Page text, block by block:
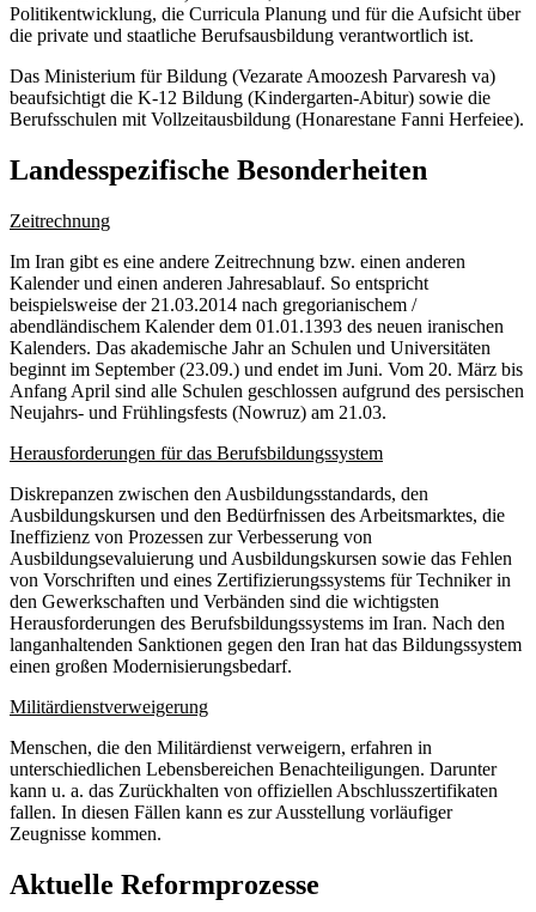
Politikentwicklung, die Curricula Planung und für die Aufsicht über
die private und staatliche Berufsausbildung verantwortlich ist.
Das Ministerium für Bildung (Vezarate Amoozesh Parvaresh va)
beaufsichtigt die K-12 Bildung (Kindergarten-Abitur) sowie die
Berufsschulen mit Vollzeitausbildung (Honarestane Fanni Herfeiee).
Landesspezifische Besonderheiten
Zeitrechnung
Im Iran gibt es eine andere Zeitrechnung bzw. einen anderen
Kalender und einen anderen Jahresablauf. So entspricht
beispielsweise der 21.03.2014 nach gregorianischem /
abendländischem Kalender dem 01.01.1393 des neuen iranischen
Kalenders. Das akademische Jahr an Schulen und Universitäten
beginnt im September (23.09.) und endet im Juni. Vom 20. März bis
Anfang April sind alle Schulen geschlossen aufgrund des persischen
Neujahrs- und Frühlingsfests (Nowruz) am 21.03.
Herausforderungen für das Berufsbildungssystem
Diskrepanzen zwischen den Ausbildungsstandards, den
Ausbildungskursen und den Bedürfnissen des Arbeitsmarktes, die
Ineffizienz von Prozessen zur Verbesserung von
Ausbildungsevaluierung und Ausbildungskursen sowie das Fehlen
von Vorschriften und eines Zertifizierungssystems für Techniker in
den Gewerkschaften und Verbänden sind die wichtigsten
Herausforderungen des Berufsbildungssystems im Iran. Nach den
langanhaltenden Sanktionen gegen den Iran hat das Bildungssystem
einen großen Modernisierungsbedarf.
Militärdienstverweigerung
Menschen, die den Militärdienst verweigern, erfahren in
unterschiedlichen Lebensbereichen Benachteiligungen. Darunter
kann u. a. das Zurückhalten von offiziellen Abschlusszertifikaten
fallen. In diesen Fällen kann es zur Ausstellung vorläufiger
Zeugnisse kommen.
Aktuelle Reformprozesse